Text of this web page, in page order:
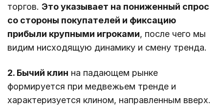
торгов. Это указывает на пониженный спрос
со стороны покупателей и фиксацию
прибыли крупными игроками, после чего мы
видим нисходящую динамику и смену тренда.
2. Бычий клин на падающем рынке
формируется при медвежьем тренде и
характеризуется клином, направленным вверх.